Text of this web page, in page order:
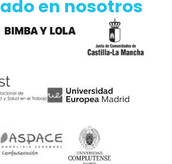
en nosotros